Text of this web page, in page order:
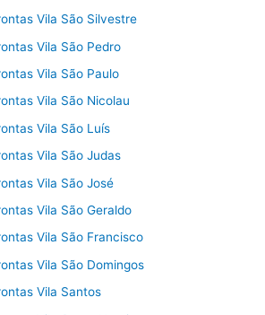
Vila São Silvestre
Vila São Pedro
Vila São Paulo
Vila São Nicolau
Vila São Luís
Vila São Judas
Vila São José
Vila São Geraldo
Vila São Francisco
Vila São Domingos
Vila Santos